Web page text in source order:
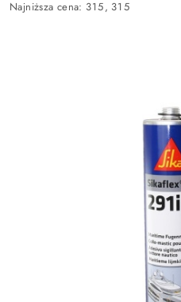
promocyjna:
Najniższa
Najniższa cena: 315, 315